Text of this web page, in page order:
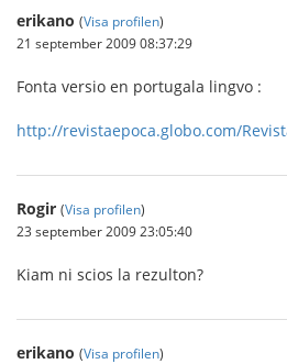
erikano (Visa profilen)
21 september 2009 08:37:29
Fonta versio en portugala lingvo :
http://revistaepoca.globo.com/
Rogir (Visa profilen)
23 september 2009 23:05:40
Kiam ni scios la rezulton?
erikano (Visa profilen)